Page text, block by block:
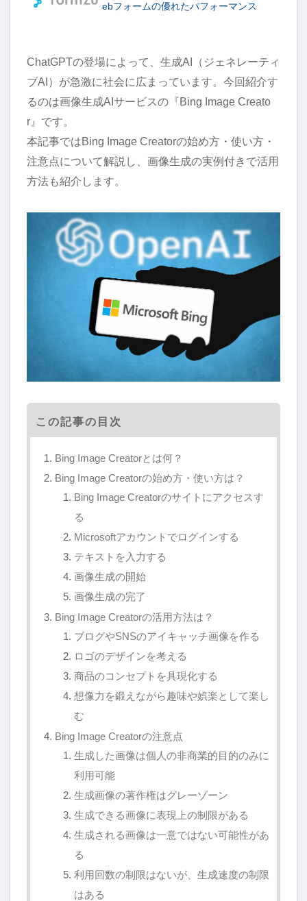
ebフォームの優れたパフォーマンス
ChatGPTの登場によって、生成AI（ジェネレーティ
ブAI）が急激に社会に広まっています。今回紹介す
るのは画像生成AIサービスの『Bing Image Creato
r』です。
本記事ではBing Image Creatorの始め方・使い方・
注意点について解説し、画像生成の実例付きで活用
方法も紹介します。
この記事の目次
Bing Image Creatorとは何？
Bing Image Creatorの始め方・使い方は？
Bing Image Creatorのサイトにアクセスす
る
Microsoftアカウントでログインする
テキストを入力する
画像生成の開始
画像生成の完了
Bing Image Creatorの活用方法は？
ブログやSNSのアイキャッチ画像を作る
ロゴのデザインを考える
商品のコンセプトを具現化する
想像力を鍛えながら趣味や娯楽として楽し
む
Bing Image Creatorの注意点
生成した画像は個人の非商業的目的のみに
利用可能
生成画像の著作権はグレーゾーン
生成できる画像に表現上の制限がある
生成される画像は一意ではない可能性があ
る
利用回数の制限はないが、生成速度の制限
はある